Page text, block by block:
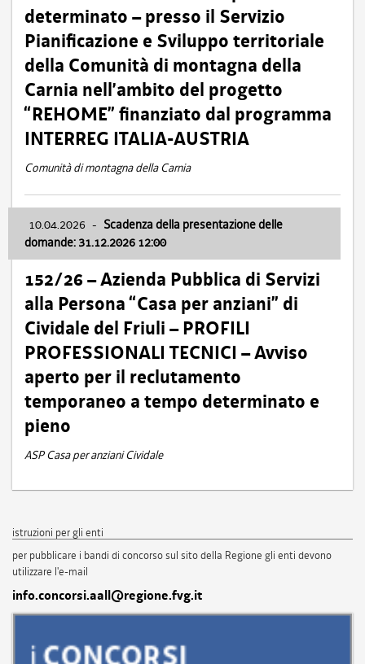
determinato – presso il Servizio
Pianificazione e Sviluppo territoriale
della Comunità di montagna della
Carnia nell’ambito del progetto
“REHOME” finanziato dal programma
INTERREG ITALIA-AUSTRIA
Comunità di montagna della Carnia
10.04.2026 - Scadenza della presentazione delle
domande: 31.12.2026 12:00
152/26 – Azienda Pubblica di Servizi
alla Persona “Casa per anziani” di
Cividale del Friuli – PROFILI
PROFESSIONALI TECNICI – Avviso
aperto per il reclutamento
temporaneo a tempo determinato e
pieno
ASP Casa per anziani Cividale
istruzioni per gli enti
per pubblicare i bandi di concorso sul sito della Regione gli enti devono
utilizzare l'e-mail
info.concorsi.aall@regione.fvg.it